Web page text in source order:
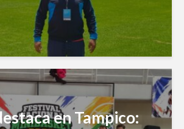
en Tampico: